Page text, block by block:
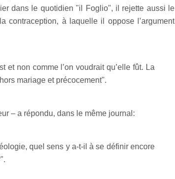
dans le quotidien "il Foglio", il rejette aussi le
contraception, à laquelle il oppose l’argument
non comme l’on voudrait qu’elle fût. La
mariage et précocement".
– a répondu, dans le même journal:
quel sens y a-t-il à se définir encore